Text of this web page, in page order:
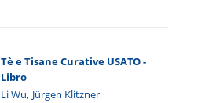
Tè e Tisane Curative USATO -
Libro
Li Wu, Jürgen Klitzner